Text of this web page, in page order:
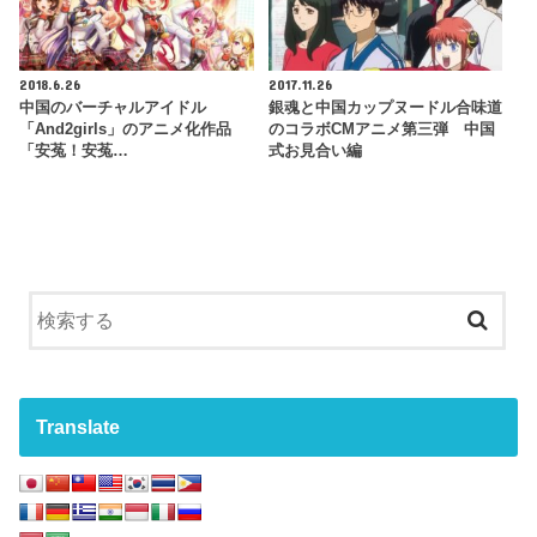
2018.6.26
中国のバーチャルアイドル
「And2girls」のアニメ化作品
「安菟！安菟…
2017.11.26
銀魂と中国カップヌードル合味道
のコラボCMアニメ第三弾 中国
式お見合い編
Translate